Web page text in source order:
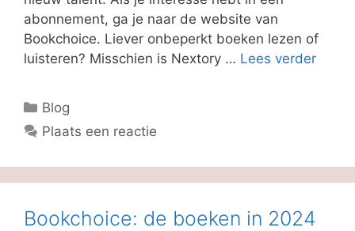
abonnement, ga je naar de website van
Bookchoice. Liever onbeperkt boeken lezen of
luisteren? Misschien is Nextory … Lees verder
Categorieën
Blog
Plaats een reactie
Bookchoice: de boeken in 2024